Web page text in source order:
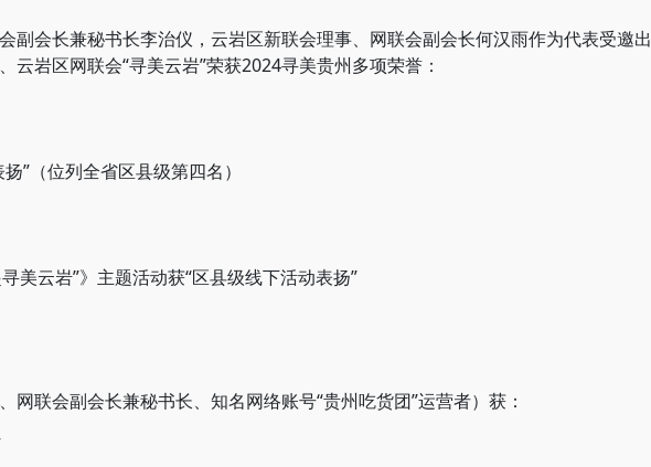
会长兼秘书长李治仪，云岩区新联会理事、网联会副会长何汉雨作为代表受邀出
云岩区网联会“寻美云岩”荣获2024寻美贵州多项荣誉：
（位列全省区县级第四名）
云岩”》主题活动获“区县级线下活动表扬”
联会副会长兼秘书长、知名网络账号“贵州吃货团”运营者）获：